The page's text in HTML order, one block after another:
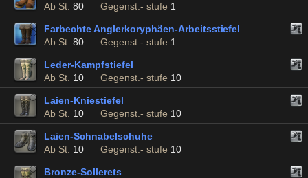
Ab St. 80 Gegenst.- stufe 1
Farbechte Anglerkoryphäen-Arbeitsstiefel
Ab St. 80 Gegenst.- stufe 1
Leder-Kampfstiefel
Ab St. 10 Gegenst.- stufe 10
Laien-Kniestiefel
Ab St. 10 Gegenst.- stufe 10
Laien-Schnabelschuhe
Ab St. 10 Gegenst.- stufe 10
Bronze-Sollerets